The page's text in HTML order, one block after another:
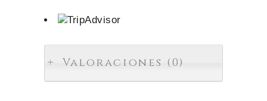
Valoraciones (0)